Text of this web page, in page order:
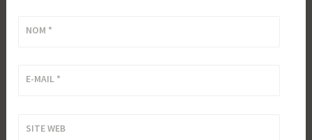
NOM *
E-MAIL *
SITE WEB